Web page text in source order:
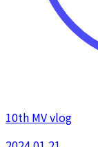
10th MV vlog